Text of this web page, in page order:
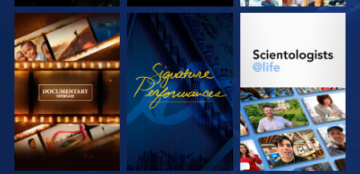
DÉCOUVRIR LES
SÉRIES
REGARDER
DÉCOUVRIR LES